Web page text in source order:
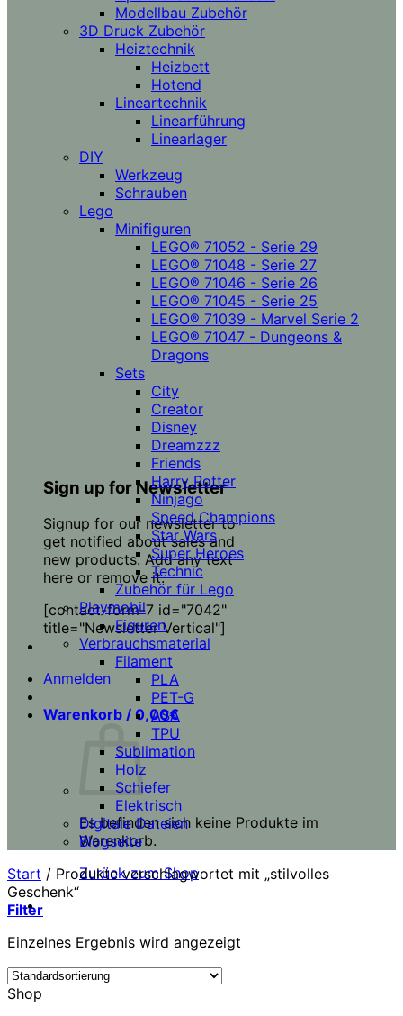
Sign up for Newsletter
Signup for our newsletter to
get notified about sales and
new products. Add any text
here or remove it.
[contact-form-7 id="7042"
title="Newsletter Vertical"]
Anmelden
Warenkorb / 0,00€
Es befinden sich keine Produkte im
Warenkorb.
Zurück zum Shop
Modellbau Zubehör
3D Druck Zubehör
Heiztechnik
Heizbett
Hotend
Lineartechnik
Linearführung
Linearlager
DIY
Werkzeug
Schrauben
Lego
Minifiguren
LEGO® 71052 - Serie 29
LEGO® 71048 - Serie 27
LEGO® 71046 - Serie 26
LEGO® 71045 - Serie 25
LEGO® 71039 - Marvel Serie 2
LEGO® 71047 - Dungeons &
Dragons
Sets
City
Creator
Disney
Dreamzzz
Friends
Harry Potter
Ninjago
Speed Champions
Star Wars
Super Heroes
Technic
Zubehör für Lego
Playmobil
Figuren
Verbrauchsmaterial
Filament
PLA
PET-G
ASA
TPU
Sublimation
Holz
Schiefer
Elektrisch
Digitale Dateien
Blogseite
Start / Produkte verschlagwortet mit „stilvolles
Geschenk“
Filter
Einzelnes Ergebnis wird angezeigt
Shop